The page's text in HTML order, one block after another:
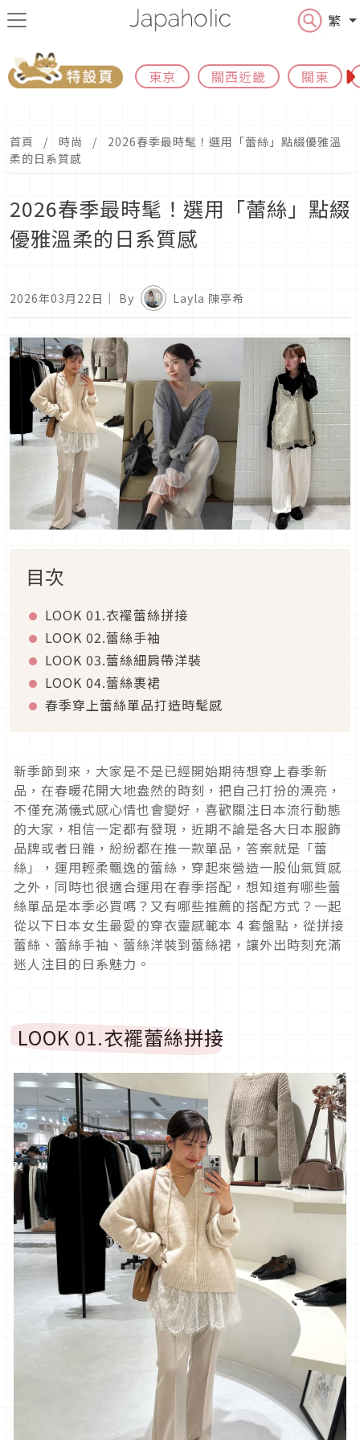
繁
東京 關西近畿 關東
首頁 時尚
2026春季最時髦！選用「蕾絲」點綴優雅溫
柔的日系質感
2026春季最時髦！選用「蕾絲」點綴
優雅溫柔的日系質感
2026年03月22日 ｜ By Layla 陳亭希
目次
LOOK 01.衣襬蕾絲拼接
LOOK 02.蕾絲手袖
LOOK 03.蕾絲細肩帶洋裝
LOOK 04.蕾絲裹裙
春季穿上蕾絲單品打造時髦感
新季節到來，大家是不是已經開始期待想穿上春季新
品，在春暖花開大地盎然的時刻，把自己打扮的漂亮，
不僅充滿儀式感心情也會變好，喜歡關注日本流行動態
的大家，相信一定都有發現，近期不論是各大日本服飾
品牌或者日雜，紛紛都在推一款單品，答案就是「蕾
絲」，運用輕柔飄逸的蕾絲，穿起來營造一股仙氣質感
之外，同時也很適合運用在春季搭配，想知道有哪些蕾
絲單品是本季必買嗎？又有哪些推薦的搭配方式？一起
從以下日本女生最愛的穿衣靈感範本 4 套盤點，從拼接
蕾絲、蕾絲手袖、蕾絲洋裝到蕾絲裙，讓外出時刻充滿
迷人注目的日系魅力。
LOOK 01.衣襬蕾絲拼接